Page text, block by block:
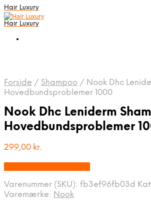
Hair Luxury
Hair Luxury
Forside / Shampoo / Nook Dhc
Hovedbundsproblemer 1000
Nook Dhc Leniderm
Hovedbundsproblemer
299,00 kr.
Varenummer (SKU): fb3ef96fb03d
Varemærke: Nook